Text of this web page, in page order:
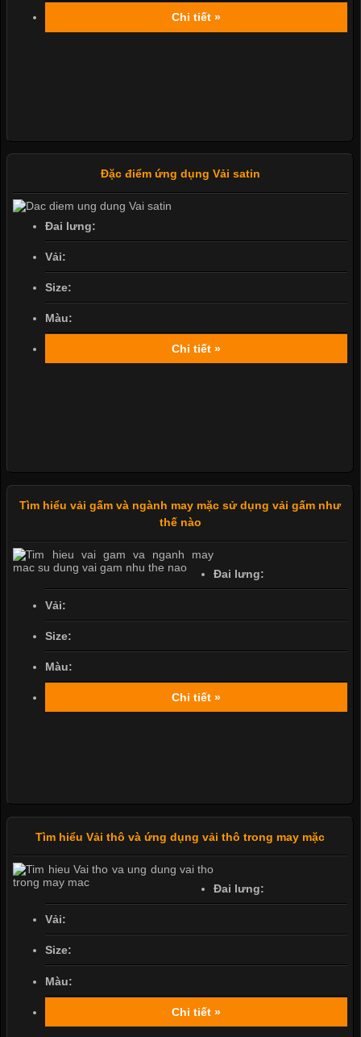
Chi tiết »
Đặc điểm ứng dụng Vải satin
Đai lưng:
Vải:
Size:
Màu:
Chi tiết »
Tìm hiểu vải gấm và ngành may mặc sử dụng vải gấm như
thế nào
Đai lưng:
Vải:
Size:
Màu:
Chi tiết »
Tìm hiểu Vải thô và ứng dụng vải thô trong may mặc
Đai lưng:
Vải:
Size:
Màu:
Chi tiết »